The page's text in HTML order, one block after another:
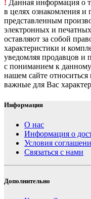
! Данная информация о
в целях ознакомления и
представленным
электронных и
оставляют за собой
характеристики и
уведомляя продавцов и
с пониманием к
нашем сайте
важные для Вас
Информация
О нас
Информация о
Условия
Связаться с нами
Дополнительно